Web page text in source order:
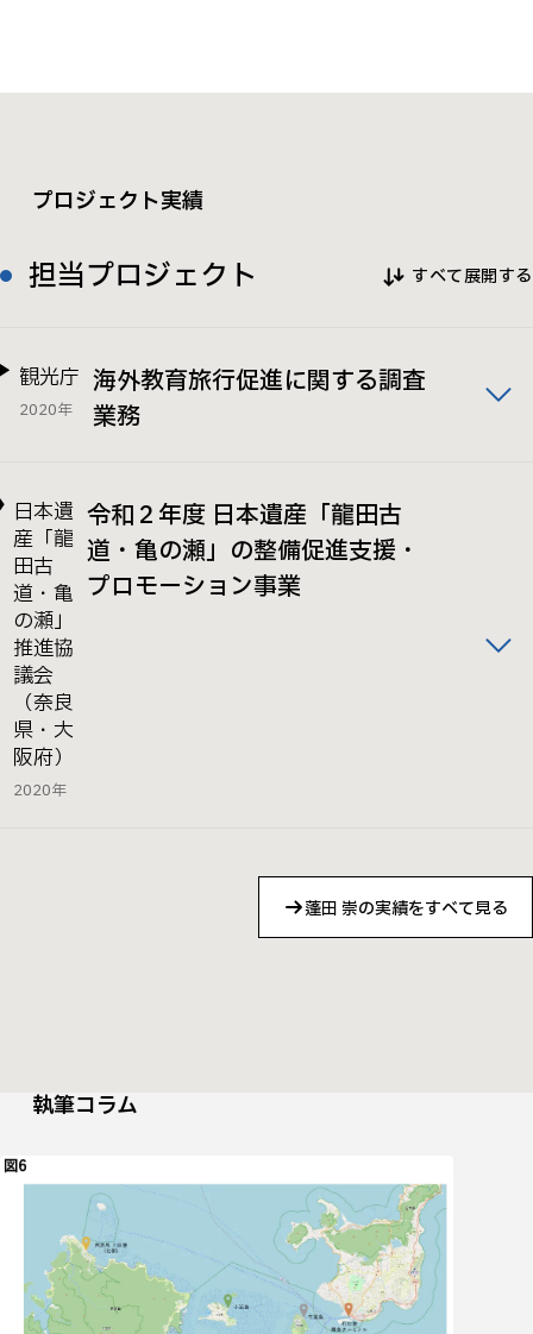
プロジェクト実績
担当プロジェクト すべて展開する
観光庁
2020年
海外教育旅行促進に関する調査
業務
日本遺
産「龍
田古
道・亀
の瀬」
推進協
議会
（奈良
県・大
阪府）
2020年
令和２年度 日本遺産「龍田古
道・亀の瀬」の整備促進支援・
プロモーション事業
蓬田 崇の実績をすべて見る
執筆コラム